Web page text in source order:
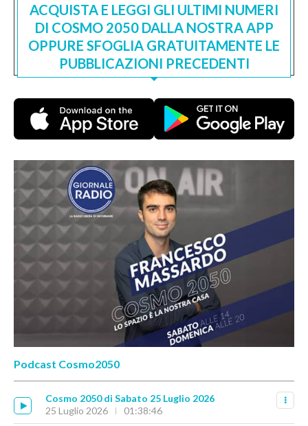
ACQUISTA E LEGGI GLI ULTIMI NUMERI
DI COSMO 2050 DALLA NOSTRA APP
OPPURE SFOGLIA GRATUITAMENTE LE
PUBBLICAZIONI PRECEDENTI
Podcast Cosmo2050
Cosmo 2050 di Sabato 25 Luglio 2026
25 Luglio 2026
01:38:46